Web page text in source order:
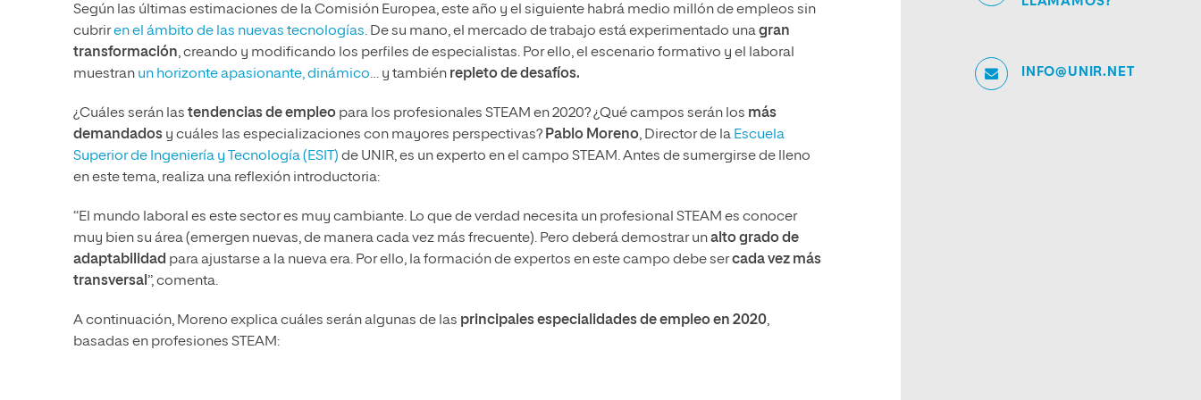
Según las últimas estimaciones de la Comisión Europea, este año y el siguiente habrá medio millón de empleos sin
cubriren el ámbito de las nuevas tecnologías. De su mano, el mercado de trabajo está experimentado unagran
transformación, creando y modificando los perfiles de especialistas. Por ello, el escenario formativo y el laboral
muestran un horizonte apasionante, dinámico… y también repleto de desafíos.
¿Cuáles serán las tendencias de empleo para los profesionales STEAM en 2020? ¿Qué campos serán los más
demandados y cuáles las especializaciones con mayores perspectivas? Pablo Moreno, Director de la Escuela
Superior de Ingeniería y Tecnología (ESIT) de UNIR, es un experto en el campo STEAM. Antes de sumergirse de lleno
en este tema, realiza una reflexión introductoria:
“El mundo laboral es este sector es muy cambiante. Lo que de verdad necesita un profesional STEAM es conocer
muy bien su área (emergen nuevas, de manera cada vez más frecuente). Pero deberá demostrar unalto grado de
adaptabilidad para ajustarse a la nueva era. Por ello, la formación de expertos en este campo debe sercada vez más
transversal ”, comenta.
A continuación, Moreno explica cuáles serán algunas de las principales especialidades de empleo en 2020,
basadas en profesiones STEAM:
INFO@UNIR.NET